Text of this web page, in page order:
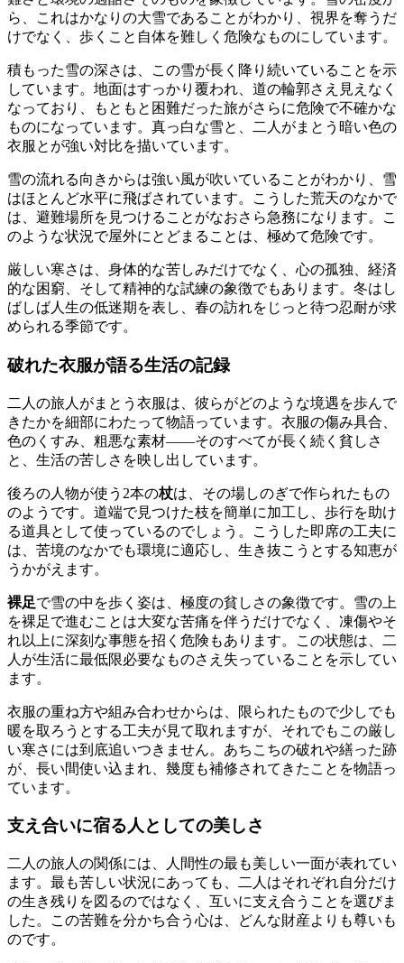
ら、これはかなりの大雪であることがわかり、視界を奪うだ
けでなく、歩くこと自体を難しく危険なものにしています。
積もった雪の深さは、この雪が長く降り続いていることを示
しています。地面はすっかり覆われ、道の輪郭さえ見えなく
なっており、もともと困難だった旅がさらに危険で不確かな
ものになっています。真っ白な雪と、二人がまとう暗い色の
衣服とが強い対比を描いています。
雪の流れる向きからは強い風が吹いていることがわかり、雪
はほとんど水平に飛ばされています。こうした荒天のなかで
は、避難場所を見つけることがなおさら急務になります。こ
のような状況で屋外にとどまることは、極めて危険です。
厳しい寒さは、身体的な苦しみだけでなく、心の孤独、経済
的な困窮、そして精神的な試練の象徴でもあります。冬はし
ばしば人生の低迷期を表し、春の訪れをじっと待つ忍耐が求
められる季節です。
破れた衣服が語る生活の記録
二人の旅人がまとう衣服は、彼らがどのような境遇を歩んで
きたかを細部にわたって物語っています。衣服の傷み具合、
色のくすみ、粗悪な素材——そのすべてが長く続く貧しさ
と、生活の苦しさを映し出しています。
後ろの人物が使う2本の杖は、その場しのぎで作られたもの
のようです。道端で見つけた枝を簡単に加工し、歩行を助け
る道具として使っているのでしょう。こうした即席の工夫に
は、苦境のなかでも環境に適応し、生き抜こうとする知恵が
うかがえます。
裸足で雪の中を歩く姿は、極度の貧しさの象徴です。雪の上
を裸足で進むことは大変な苦痛を伴うだけでなく、凍傷やそ
れ以上に深刻な事態を招く危険もあります。この状態は、二
人が生活に最低限必要なものさえ失っていることを示してい
ます。
衣服の重ね方や組み合わせからは、限られたもので少しでも
暖を取ろうとする工夫が見て取れますが、それでもこの厳し
い寒さには到底追いつきません。あちこちの破れや繕った跡
が、長い間使い込まれ、幾度も補修されてきたことを物語っ
ています。
支え合いに宿る人としての美しさ
二人の旅人の関係には、人間性の最も美しい一面が表れてい
ます。最も苦しい状況にあっても、二人はそれぞれ自分だけ
の生き残りを図るのではなく、互いに支え合うことを選びま
した。この苦難を分かち合う心は、どんな財産よりも尊いも
のです。